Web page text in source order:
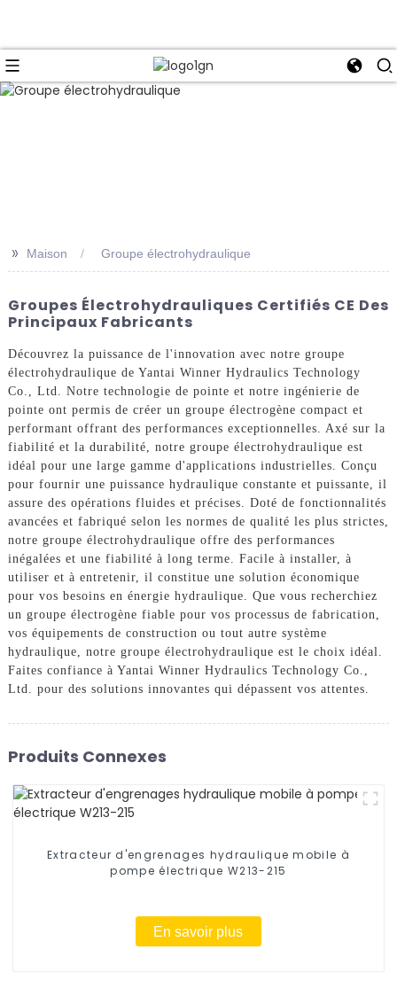
>> Maison Groupe électrohydraulique
Groupes Électrohydrauliques Certifiés CE Des
Principaux Fabricants
Découvrez la puissance de l'innovation avec notre groupe
électrohydraulique de Yantai Winner Hydraulics Technology
Co., Ltd. Notre technologie de pointe et notre ingénierie de
pointe ont permis de créer un groupe électrogène compact et
performant offrant des performances exceptionnelles. Axé sur la
fiabilité et la durabilité, notre groupe électrohydraulique est
idéal pour une large gamme d'applications industrielles. Conçu
pour fournir une puissance hydraulique constante et puissante, il
assure des opérations fluides et précises. Doté de fonctionnalités
avancées et fabriqué selon les normes de qualité les plus strictes,
notre groupe électrohydraulique offre des performances
inégalées et une fiabilité à long terme. Facile à installer, à
utiliser et à entretenir, il constitue une solution économique
pour vos besoins en énergie hydraulique. Que vous recherchiez
un groupe électrogène fiable pour vos processus de fabrication,
vos équipements de construction ou tout autre système
hydraulique, notre groupe électrohydraulique est le choix idéal.
Faites confiance à Yantai Winner Hydraulics Technology Co.,
Ltd. pour des solutions innovantes qui dépassent vos attentes.
Produits Connexes
Extracteur d'engrenages hydraulique mobile à
pompe électrique W213-215
En savoir plus